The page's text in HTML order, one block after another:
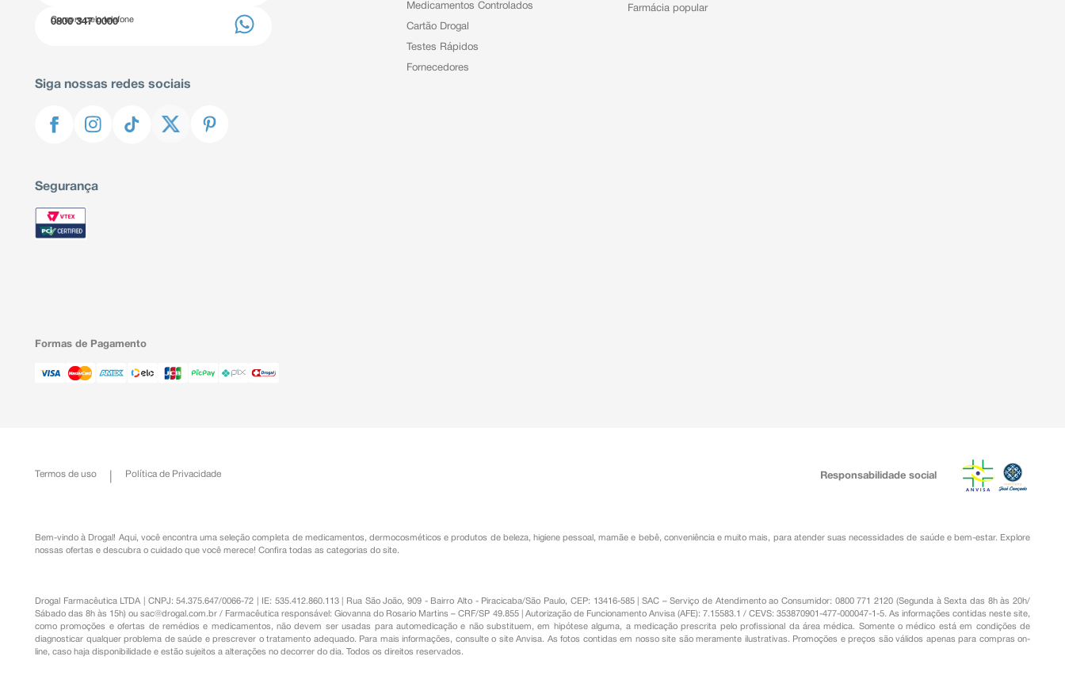
Compre pelo telefone
0800 347 0000
Siga nossas redes sociais
Segurança
Medicamentos Controlados
Cartão Drogal
Testes Rápidos
Fornecedores
Farmácia popular
Formas de Pagamento
Termos de uso Política de Privacidade Responsabilidade social
Bem-vindo à Drogal! Aqui, você encontra uma seleção completa de medicamentos ,dermocosméticos e produtos de beleza, higiene pessoal ,mamãe e bebê, conveniênciae muito mais, para atender suas necessidades de saúde e bem-estar. Explore
nossas ofertas e descubra o cuidado que você merece! Confira todas as categorias do site.
Drogal Farmacêutica LTDA | CNPJ: 54.375.647/0066-72 | IE: 535.412.860.113 | Rua São João, 909 - Bairro Alto - Piracicaba/São Paulo, CEP: 13416-585 | SAC – Serviço de Atendimento ao Consumidor: 0800 771 2120 (Segunda à Sexta das 8h às 20h/
Sábado das 8h às 15h) ousac@drogal.com.br / Farmacêutica responsável: Giovanna do Rosario Martins – CRF/SP 49.855 | Autorização de Funcionamento Anvisa (AFE): 7.15583.1 / CEVS: 353870901-477-000047-1-5. As informações contidas neste site,
como promoções e ofertas de remédios e medicamentos, não devem ser usadas para automedicação e não substituem, em hipótese alguma, a medicação prescrita pelo profissional da área médica. Somente o médico está em condições de
diagnosticar qualquer problema de saúde e prescrever o tratamento adequado. Para mais informações, consulte o site Anvisa. As fotos contidas em nosso site são meramente ilustrativas. Promoções e preços são válidos apenas para compras on-
line, caso haja disponibilidade e estão sujeitos a alterações no decorrer do dia. Todos os direitos reservados.